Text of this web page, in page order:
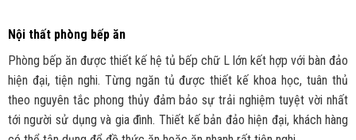
Nội thất phòng bếp ăn
Phòng bếp ăn được thiết kế hệ tủ bếp chữ L lớn kết hợp với bàn đảo
hiện đại, tiện nghi. Từng ngăn tủ được thiết kế khoa học, tuân thủ
theo nguyên tắc phong thủy đảm bảo sự trải nghiệm tuyệt vời nhất
tới người sử dụng và gia đình. Thiết kế bản đảo hiện đại, khách hàng